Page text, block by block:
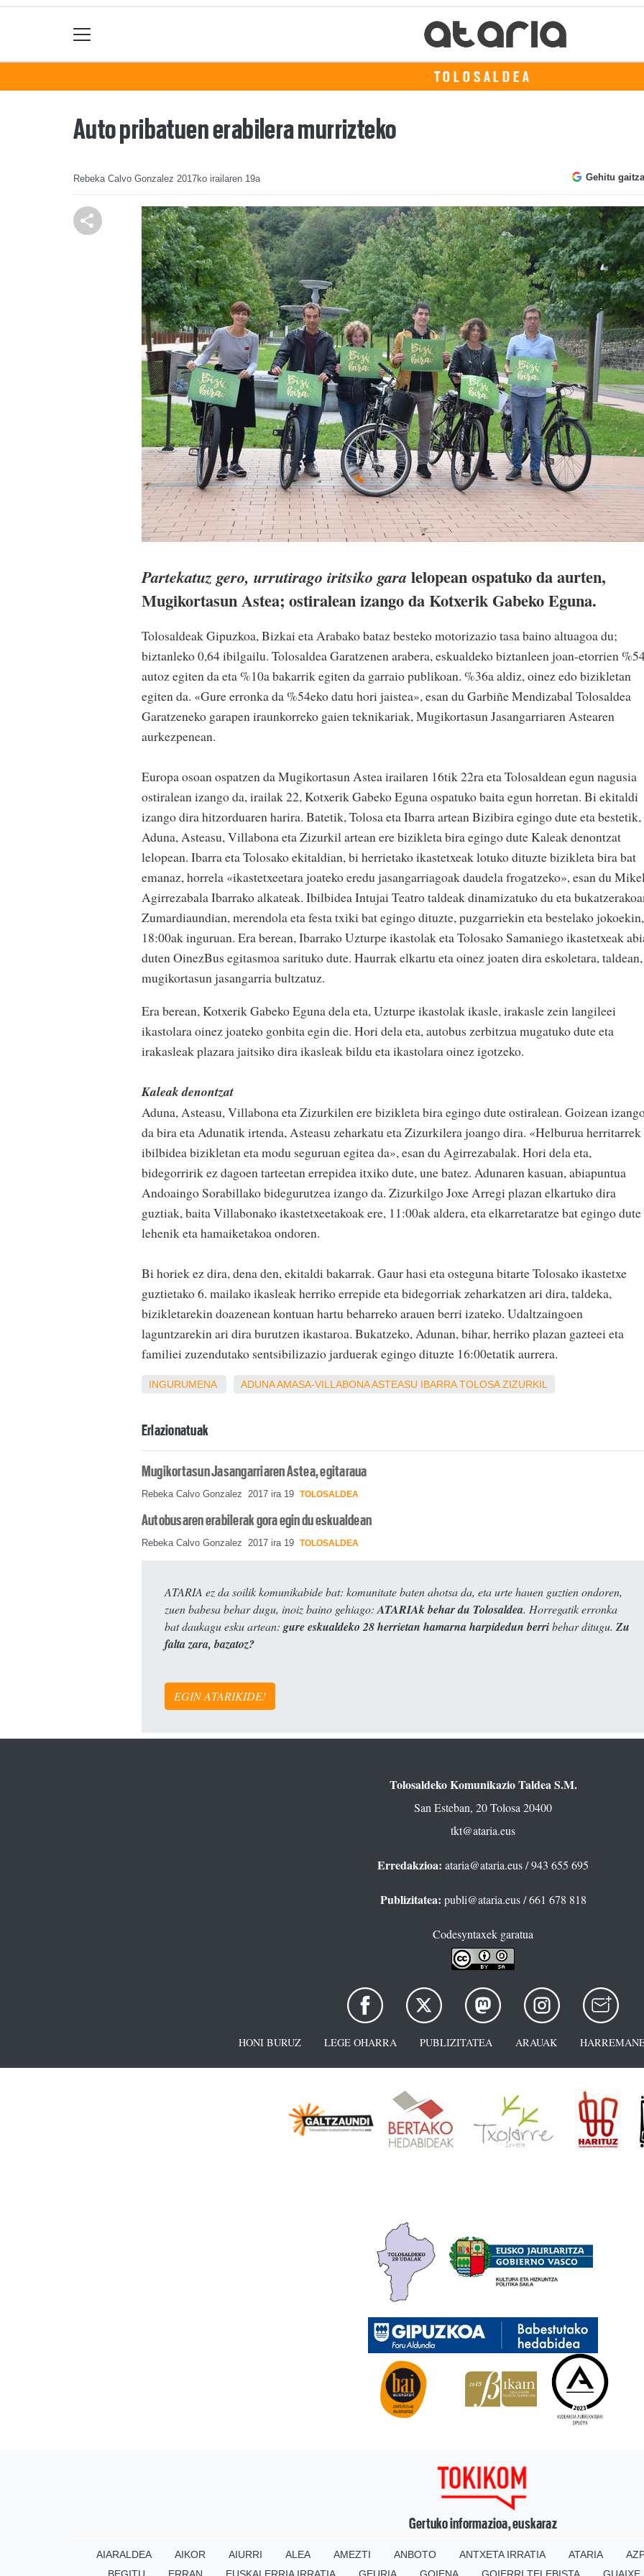
TOLOSALDEA
Auto pribatuen erabilera murrizteko
Rebeka Calvo Gonzalez 2017ko irailaren 19a Gehitu
Partekatuz gero, urrutirago iritsiko gara lelopean ospatuko da aurten,
Mugikortasun Astea; ostiralean izango da Kotxerik Gabeko Eguna.
Tolosaldeak Gipuzkoa, Bizkai eta Arabako bataz besteko motorizazio tasa baino altuagoa du;
biztanleko 0,64 ibilgailu. Tolosaldea Garatzenen arabera, eskualdeko biztanleen joan-etorrien
autoz egiten da eta %10a bakarrik egiten da garraio publikoan. %36a aldiz, oinez edo bizikletan
egiten da. «Gure erronka da %54eko datu hori jaistea», esan du Garbiñe Mendizabal Tolosaldea
Garatzeneko garapen iraunkorreko gaien teknikariak, Mugikortasun Jasangarriaren Astearen
aurkezpenean.
Europa osoan ospatzen da Mugikortasun Astea irailaren 16tik 22ra eta Tolosaldean egun nagusia
ostiralean izango da, irailak 22, Kotxerik Gabeko Eguna ospatuko baita egun horretan. Bi ekitaldi
izango dira hitzorduaren harira. Batetik, Tolosa eta Ibarra artean Bizibira egingo dute eta bestetik,
Aduna, Asteasu, Villabona eta Zizurkil artean ere bizikleta bira egingo dute Kaleak denontzat
lelopean. Ibarra eta Tolosako ekitaldian, bi herrietako ikastetxeak lotuko dituzte bizikleta bira bat
emanaz, horrela «ikastetxeetara joateko eredu jasangarriagoak daudela frogatzeko», esan du
Agirrezabala Ibarrako alkateak. Ibilbidea Intujai Teatro taldeak dinamizatuko du eta
Zumardiaundian, merendola eta festa txiki bat egingo dituzte, puzgarriekin eta bestelako jokoekin,
18:00ak inguruan. Era berean, Ibarrako Uzturpe ikastolak eta Tolosako Samaniego ikastetxeak
duten OinezBus egitasmoa sarituko dute. Haurrak elkartu eta oinez joaten dira eskoletara, taldean,
mugikortasun jasangarria bultzatuz.
Era berean, Kotxerik Gabeko Eguna dela eta, Uzturpe ikastolak ikasle, irakasle zein langileei
ikastolara oinez joateko gonbita egin die. Hori dela eta, autobus zerbitzua mugatuko dute eta
irakasleak plazara jaitsiko dira ikasleak bildu eta ikastolara oinez igotzeko.
Kaleak denontzat
Aduna, Asteasu, Villabona eta Zizurkilen ere bizikleta bira egingo dute ostiralean. Goizean
da bira eta Adunatik irtenda, Asteasu zeharkatu eta Zizurkilera joango dira. «Helburua herritarrek
ibilbidea bizikletan eta modu seguruan egitea da», esan du Agirrezabalak. Hori dela eta,
bidegorririk ez dagoen tarteetan errepidea itxiko dute, une batez. Adunaren kasuan, abiapuntua
Andoaingo Sorabillako bidegurutzea izango da. Zizurkilgo Joxe Arregi plazan elkartuko dira
guztiak, baita Villabonako ikastetxeetakoak ere, 11:00ak aldera, eta elkarretaratze bat egingo dute
lehenik eta hamaiketakoa ondoren.
Bi horiek ez dira, dena den, ekitaldi bakarrak. Gaur hasi eta osteguna bitarte Tolosako ikastetxe
guztietako 6. mailako ikasleak herriko errepide eta bidegorriak zeharkatzen ari dira, taldeka,
bizikletarekin doazenean kontuan hartu beharreko arauen berri izateko. Udaltzaingoen
laguntzarekin ari dira burutzen ikastaroa. Bukatzeko, Adunan, bihar, herriko plazan gazteei eta
familiei zuzendutako sentsibilizazio jarduerak egingo dituzte 16:00etatik aurrera.
INGURUMENA ADUNAAMASA-VILLABONAASTEASU IBARRA TOLOSA ZIZURKIL
Erlazionatuak
Mugikortasun Jasangarriaren Astea, egitaraua
Rebeka Calvo Gonzalez 2017 ira 19 TOLOSALDEA
Autobusaren erabilerak gora egin du eskualdean
Rebeka Calvo Gonzalez 2017 ira 19 TOLOSALDEA
ATARIA ez da soilik komunikabide bat: komunitate baten ahotsa da, eta urte hauen guztien ondoren,
zuen babesa behar dugu, inoiz baino gehiago: ATARIAk behar du Tolosaldea. Horregatik erronka
bat daukagu esku artean: gure eskualdeko 28 herrietan hamarna harpidedun berribehar ditugu. Zu
falta zara, bazatoz?
EGIN ATARIKIDE!
Tolosaldeko Komunikazio Taldea S.M.
San Esteban, 20 Tolosa 20400
tkt@ataria.eus
Erredakzioa: ataria@ataria.eus/ 943 655 695
Publizitatea: publi@ataria.eus/ 661 678 818
Codesyntaxek garatua
HONI BURUZ LEGE OHARRA PUBLIZITATEA ARAUAK
Gertuko informazioa, euskaraz
AIARALDEA AIKOR AIURRI ALEA AMEZTI ANBOTO ANTXETA IRRATIA ATARIA